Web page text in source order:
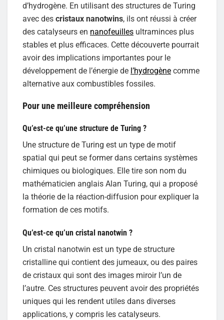
d’hydrogène. En utilisant des structures de Turing
avec des cristaux nanotwins, ils ont réussi à créer
des catalyseurs en nanofeuilles ultraminces plus
stables et plus efficaces. Cette découverte pourrait
avoir des implications importantes pour le
développement de l’énergie de l’hydrogène comme
alternative aux combustibles fossiles.
Pour une meilleure compréhension
Qu’est-ce qu’une structure de Turing ?
Une structure de Turing est un type de motif
spatial qui peut se former dans certains systèmes
chimiques ou biologiques. Elle tire son nom du
mathématicien anglais Alan Turing, qui a proposé
la théorie de la réaction-diffusion pour expliquer la
formation de ces motifs.
Qu’est-ce qu’un cristal nanotwin ?
Un cristal nanotwin est un type de structure
cristalline qui contient des jumeaux, ou des paires
de cristaux qui sont des images miroir l’un de
l’autre. Ces structures peuvent avoir des propriétés
uniques qui les rendent utiles dans diverses
applications, y compris les catalyseurs.